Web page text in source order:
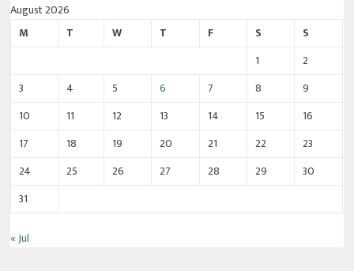
August 2026
M
T W T F S
S
1
2
3
4 5 6 7 8
9
10
11 12 13 14 15
16
17
18 19 20 21 22
23
24
25 26 27 28 29
30
31
« Jul